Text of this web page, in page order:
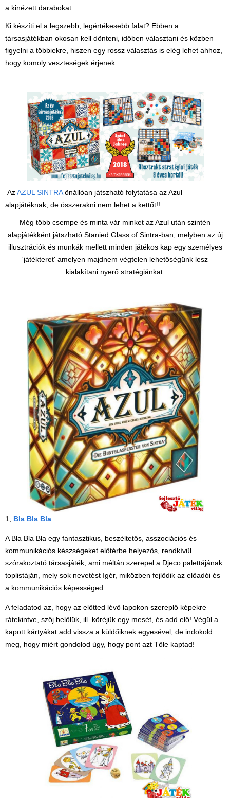
a kinézett darabokat.
Ki készíti el a legszebb, legértékesebb falat? Ebben a
társasjátékban okosan kell dönteni, időben választani és közben
figyelni a többiekre, hiszen egy rossz választás is elég lehet ahhoz,
hogy komoly veszteségek érjenek.
AzAZUL SINTRAönállóan játszható folytatása az Azul
alapjátéknak, de összerakni nem lehet a kettőt!!
Még több csempe és minta vár minket az Azul után szintén
alapjátékként játszható Stanied Glass of Sintra-ban, melyben az új
illusztrációk és munkák mellett minden játékos kap egy személyes
'játékteret' amelyen majdnem végtelen lehetőségünk lesz
kialakítani nyerő stratégiánkat.
1, Bla Bla Bla
A Bla Bla Bla egy fantasztikus, beszéltetős, asszociációs és
kommunikációs készségeket előtérbe helyezős, rendkívül
szórakoztató társasjáték, ami méltán szerepel a Djeco palettájának
toplistáján, mely sok nevetést ígér, miközben fejlődik az előadói és
a kommunikációs képességed.
A feladatod az, hogy az előtted lévő lapokon szereplő képekre
rátekintve, szőj belőlük, ill. köréjük egy mesét, és add elő! Végül a
kapott kártyákat add vissza a küldőiknek egyesével, de indokold
meg, hogy miért gondolod úgy, hogy pont azt Tőle kaptad!